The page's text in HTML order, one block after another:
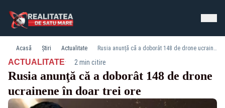
Acasă Știri Actualitate Rusia anunţă că a doborât 148 de drone ucrainene în doar trei ore
ACTUALITATE· 2 min citire
Rusia anunţă că a doborât 148 de drone
ucrainene în doar trei ore